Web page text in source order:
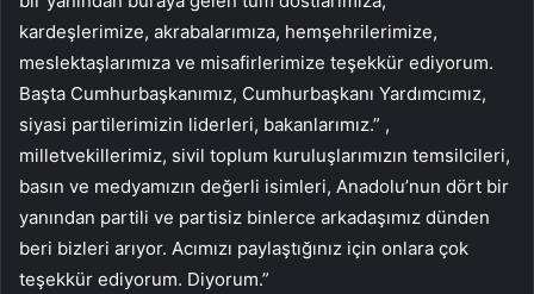
kardeşlerimize, akrabalarımıza, hemşehrilerimize,
meslektaşlarımıza ve misafirlerimize teşekkür ediyorum.
Başta Cumhurbaşkanımız, Cumhurbaşkanı Yardımcımız,
siyasi partilerimizin liderleri, bakanlarımız.” ,
milletvekillerimiz, sivil toplum kuruluşlarımızın temsilcileri,
basın ve medyamızın değerli isimleri, Anadolu’nun dört bir
yanından partili ve partisiz binlerce arkadaşımız dünden
beri bizleri arıyor. Acımızı paylaştığınız için onlara çok
teşekkür ediyorum. Diyorum.”